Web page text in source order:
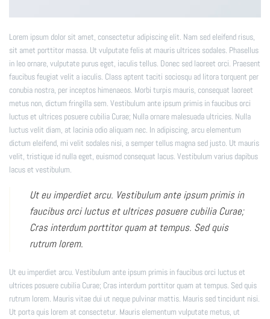
Lorem ipsum dolor sit amet, consectetur adipiscing elit. Nam sed eleifend risus,
sit amet porttitor massa. Ut vulputate felis at mauris ultrices sodales. Phasellus
in leo ornare, vulputate purus eget, iaculis tellus. Donec sed laoreet orci. Praesent
faucibus feugiat velit a iaculis. Class aptent taciti sociosqu ad litora torquent per
conubia nostra, per inceptos himenaeos. Morbi turpis mauris, consequat laoreet
metus non, dictum fringilla sem. Vestibulum ante ipsum primis in faucibus orci
luctus et ultrices posuere cubilia Curae; Nulla ornare malesuada ultricies. Nulla
luctus velit diam, at lacinia odio aliquam nec. In adipiscing, arcu elementum
dictum eleifend, mi velit sodales nisi, a semper tellus magna sed justo. Ut mauris
velit, tristique id nulla eget, euismod consequat lacus. Vestibulum varius dapibus
lacus et vestibulum.
Ut eu imperdiet arcu. Vestibulum ante ipsum primis in
faucibus orci luctus et ultrices posuere cubilia Curae;
Cras interdum porttitor quam at tempus. Sed quis
rutrum lorem.
Ut eu imperdiet arcu. Vestibulum ante ipsum primis in faucibus orci luctus et
ultrices posuere cubilia Curae; Cras interdum porttitor quam at tempus. Sed quis
rutrum lorem. Mauris vitae dui ut neque pulvinar mattis. Mauris sed tincidunt nisi.
Ut porta quis lorem at consectetur. Mauris elementum vulputate metus, ut